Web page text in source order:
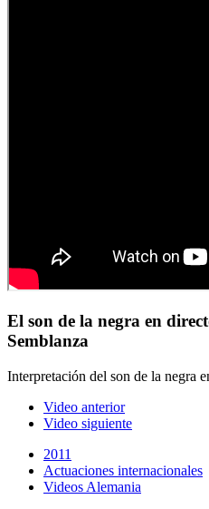
El son de la negra en
Semblanza
Interpretación del son de la negra
Video anterior
Video siguiente
2011
Actuaciones internacionales
Videos Alemania